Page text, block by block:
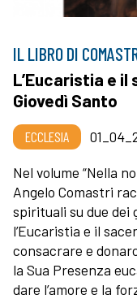
IL LIBRO DI
L’Eucaristia e
Giovedì Santo
ECCLESIA
Nel volume “Nella
Angelo Comastri
spirituali su due dei
l’Eucaristia e il
consacrare e
la Sua Presenza
dare l’amore e la